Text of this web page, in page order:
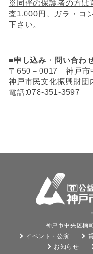
※同伴の保護者の方は
査1,000円、ガラ・コ
下さい。
■申し込み・問い合わ
〒650－0017 神戸市
神戸市民文化振興財
電話:078-351-3597
神戸市中央区楠
イベント・公演
お知らせ